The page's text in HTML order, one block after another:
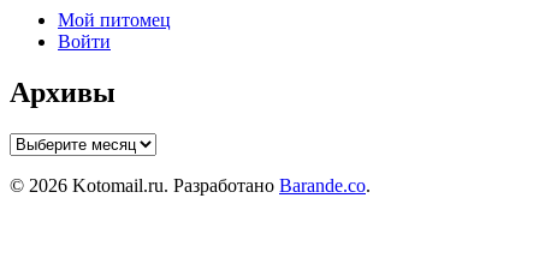
Мой питомец
Войти
Архивы
Архивы
© 2026 Kotomail.ru. Разработано Barande.co.